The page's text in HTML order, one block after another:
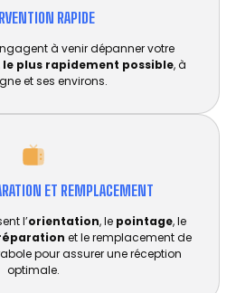
RAPIDE
à venir dépanner votre
le plus rapidement possible, à
et ses environs.
ET REMPLACEMENT​
l’orientation, le pointage, le
et le remplacement de
pour assurer une réception
optimale.